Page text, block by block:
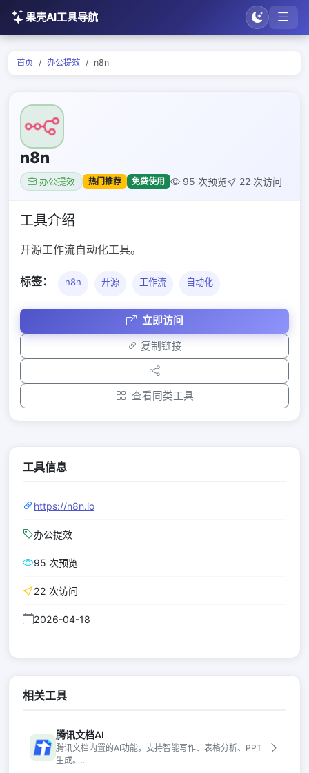
果壳AI工具导航
首页 办公提效 n8n
n8n
办公提效 热门推荐 免费使用 95 次预览 22 次访问
工具介绍
开源工作流自动化工具。
标签： n8n 开源 工作流 自动化
立即访问
复制链接
查看同类工具
工具信息
https://n8n.io
办公提效
95 次预览
22 次访问
2026-04-18
相关工具
腾讯文档AI
腾讯文档内置的AI功能，支持智能写作、表格分析、PPT
生成。...